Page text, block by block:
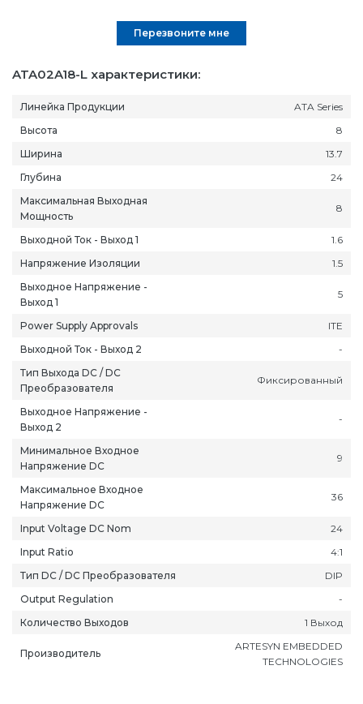
ATA02A18-L характеристики:
Линейка Продукции
ATA Series
Высота
8
Ширина
13.7
Глубина
24
Максимальная Выходная
Мощность
8
Выходной Ток - Выход 1
1.6
Напряжение Изоляции
1.5
Выходное Напряжение -
Выход 1
5
Power Supply Approvals
ITE
Выходной Ток - Выход 2
-
Тип Выхода DC / DC
Преобразователя
Фиксированный
Выходное Напряжение -
Выход 2
-
Минимальное Входное
Напряжение DC
9
Максимальное Входное
Напряжение DC
36
Input Voltage DC Nom
24
Input Ratio
4:1
Тип DC / DC Преобразователя
DIP
Output Regulation
-
Количество Выходов
1 Выход
Производитель
ARTESYN EMBEDDED
TECHNOLOGIES
Перезвоните мне
Липецк
Магас
Магнитогорск
Нарьян-Мар
Пятигорск